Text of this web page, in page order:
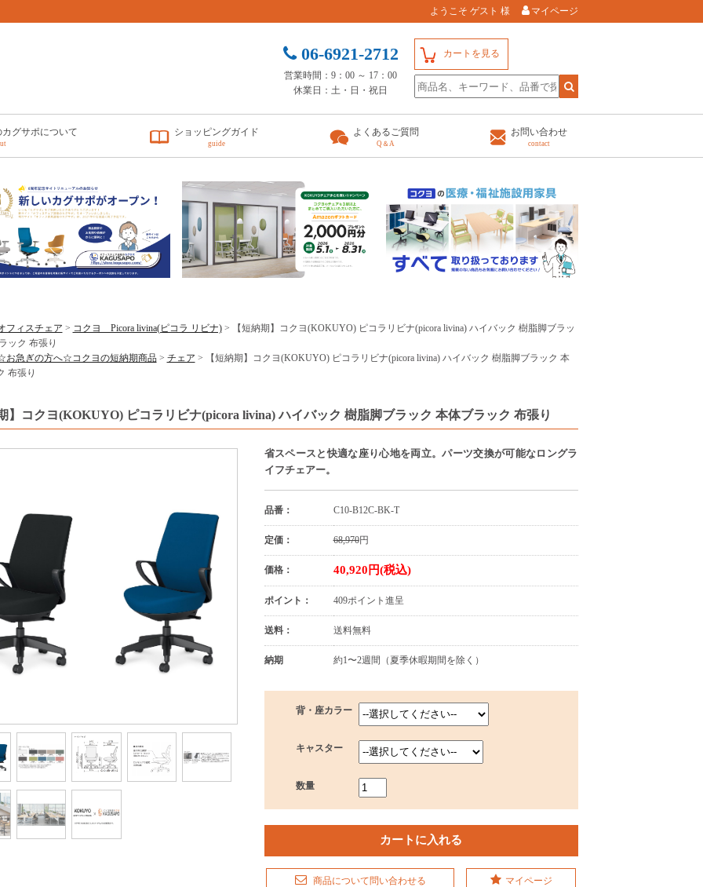
ようこそ ゲスト 様 マイページ
カートを見る
06-6921-2712
営業時間：9：00 ～ 17：00
休業日：土・日・祝日
グサポについて ショッピングガイド
guide
よくあるご質問
Q＆A
お問い合わせ
contact
フィスチェア > コクヨ Picora livina(ピコラ リビナ)> 【短納期】コクヨ(KOKUYO) ピコラリビナ(picora livina) ハイバック 樹脂脚ブラッ
ック 布張り
お急ぎの方へ☆コクヨの短納期商品> チェア > 【短納期】コクヨ(KOKUYO) ピコラリビナ(picora livina) ハイバック 樹脂脚ブラック 本
布張り
】コクヨ(KOKUYO) ピコラリビナ(picora livina) ハイバック 樹脂脚ブラック 本体ブラック 布張り
省スペースと快適な座り心地を両立。パーツ交換が可能なロングラ
イフチェアー。
品番： C10-B12C-BK-T
定価： 68,970円
価格： 40,920円(税込)
ポイント： 409ポイント進呈
送料： 送料無料
納期 約1〜2週間（夏季休暇期間を除く）
背・座カラー
キャスター
数量
商品について問い合わせる マイページ